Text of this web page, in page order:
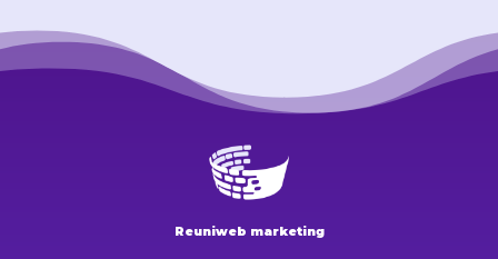
Reuniweb marketing